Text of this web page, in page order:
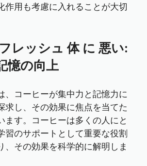
作用も考慮に入れることが大切
レッシュ 体 に 悪い:
憶の向上
、コーヒーが集中力と記憶力に
求し、その効果に焦点を当てた
ます。コーヒーは多くの人にと
習のサポートとして重要な役割
、その効果を科学的に解明しま